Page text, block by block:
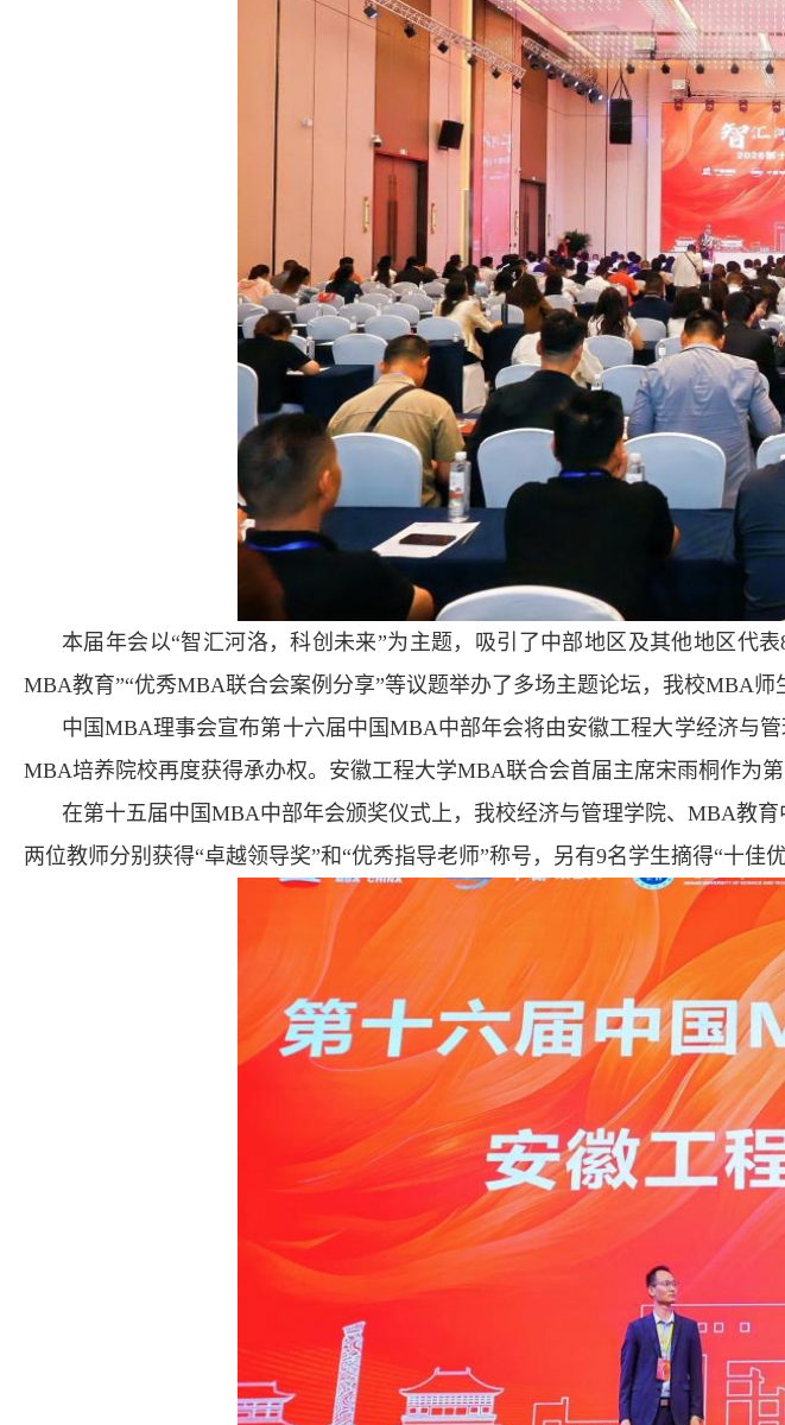
本届年会以“智汇河洛，科创未来”为主题，吸引了中部地区及其他地区代
MBA教育”“优秀MBA联合会案例分享”等议题举办了多场主题论坛，我校MBA师
中国MBA理事会宣布第十六届中国MBA中部年会将由安徽工程大学经济与
MBA培养院校再度获得承办权。安徽工程大学MBA联合会首届主席宋雨桐作为第
在第十五届中国MBA中部年会颁奖仪式上，我校经济与管理学院、MBA教
两位教师分别获得“卓越领导奖”和“优秀指导老师”称号，另有9名学生摘得“十佳